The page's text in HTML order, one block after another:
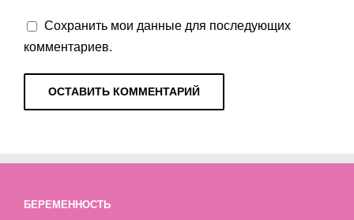
Сохранить мои данные для последующих
комментариев.
БЕРЕМЕННОСТЬ